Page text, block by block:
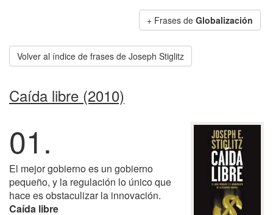
+ Frases de Globalización
Volver al índice de frases de Joseph Stiglitz
Caída libre (2010)
01.
El mejor gobierno es un gobierno
pequeño, y la regulación lo único que
hace es obstaculizar la innovación.
Caída libre